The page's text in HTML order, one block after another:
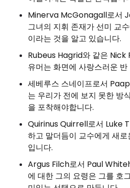
Minerva McGonagall로서
그녀의 지휘 존재가 선미 교
이라는 것을 알고 있습니다.
Rubeus Hagrid와 같은 Nick
유머는 화면에 사랑스러운
세베루스 스네이프로서
는 우리가 전에 보지 못한 방
을 포착해야합니다.
Quirinus Quirrell로서 Luke
하고 말더듬이 교수에게 새
입니다.
Argus Filch로서 Paul
에 대한 그의 요령은 그를 호